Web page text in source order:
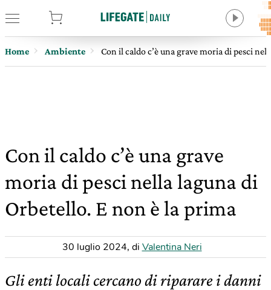
Home Ambiente Con il caldo c’è una grave moria di pesci
Con il caldo c’è una grave
moria di pesci nella laguna di
Orbetello. E non è la prima
30 luglio 2024, di Valentina Neri
Gli enti locali cercano di riparare i danni